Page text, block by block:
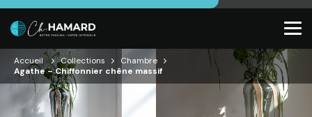
Accueil Collections
Chambre
Agathe – Chiffonnier chêne massif